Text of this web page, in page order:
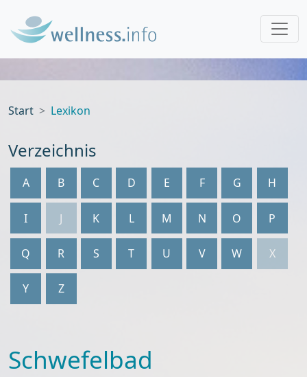
Start Lexikon
Verzeichnis
A B C D E F G H
I J K L M N O P
Q R S T U V W X
Y Z
Schwefelbad